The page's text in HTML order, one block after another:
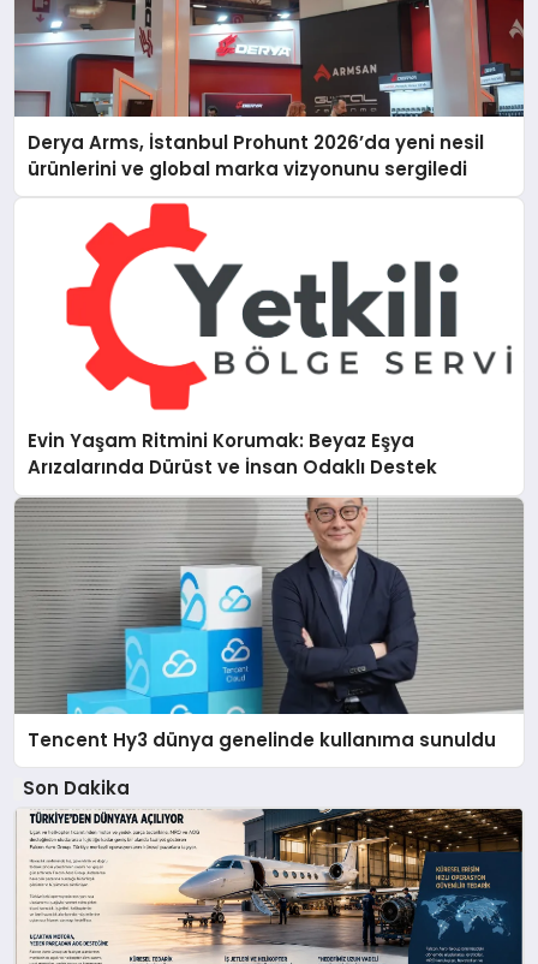
Derya Arms, İstanbul Prohunt 2026’da yeni nesil
ürünlerini ve global marka vizyonunu sergiledi
Evin Yaşam Ritmini Korumak: Beyaz Eşya
Arızalarında Dürüst ve İnsan Odaklı Destek
Tencent Hy3 dünya genelinde kullanıma sunuldu
Son Dakika